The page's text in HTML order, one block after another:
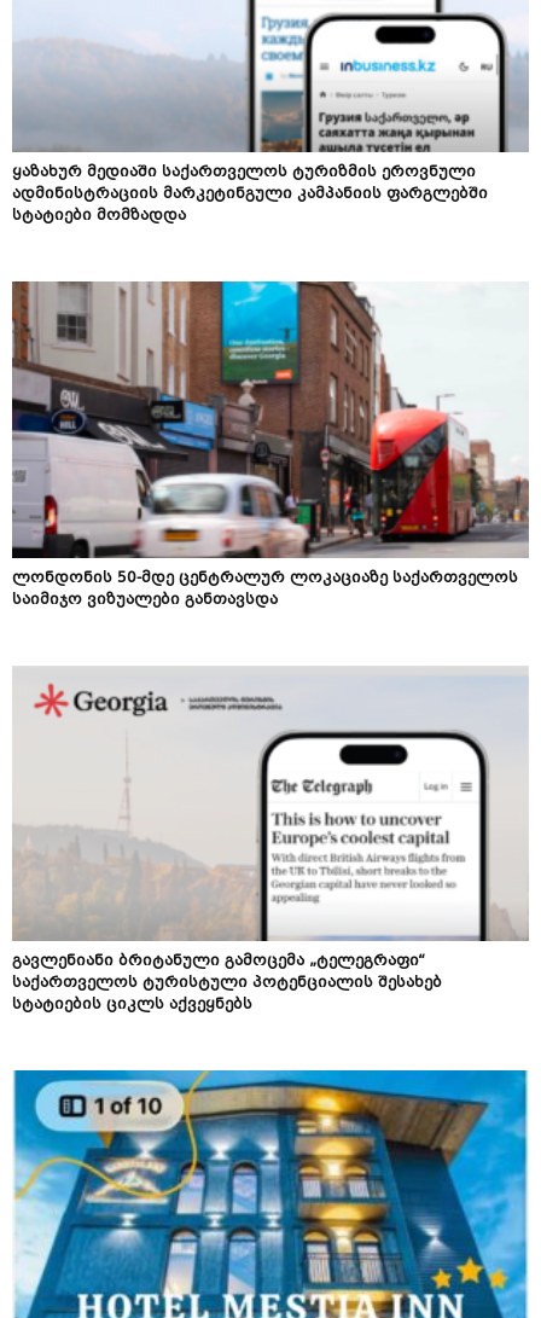
ყაზახურ მედიაში საქართველოს ტურიზმის ეროვნული
ადმინისტრაციის მარკეტინგული კამპანიის ფარგლებში
სტატიები მომზადდა
ლონდონის 50-მდე ცენტრალურ ლოკაციაზე საქართველოს
საიმიჯო ვიზუალები განთავსდა
გავლენიანი ბრიტანული გამოცემა „ტელეგრაფი“
საქართველოს ტურისტული პოტენციალის შესახებ
სტატიების ციკლს აქვეყნებს